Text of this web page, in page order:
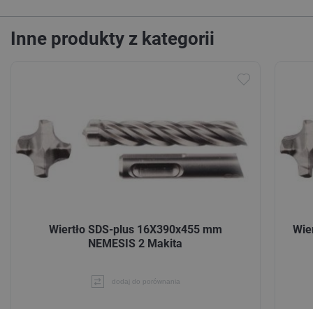
Inne produkty z kategorii
Wiertło SDS-plus 16X390x455 mm
NEMESIS 2 Makita
dodaj do porównania